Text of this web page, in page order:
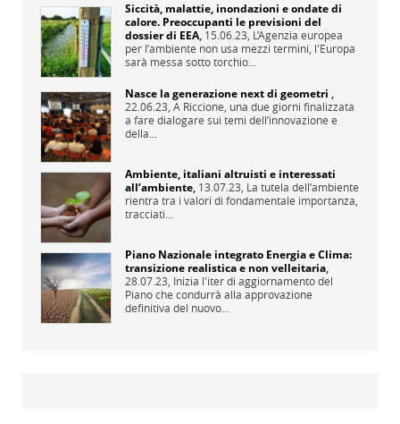
Siccità, malattie, inondazioni e ondate di
calore. Preoccupanti le previsioni del
dossier di EEA, 15.06.23, L’Agenzia europea
per l’ambiente non usa mezzi termini, l'Europa
sarà messa sotto torchio...
Nasce la generazione next di geometri ,
22.06.23, A Riccione, una due giorni finalizzata
a fare dialogare sui temi dell’innovazione e
della...
Ambiente, italiani altruisti e interessati
all’ambiente, 13.07.23, La tutela dell’ambiente
rientra tra i valori di fondamentale importanza,
tracciati...
Piano Nazionale integrato Energia e Clima:
transizione realistica e non velleitaria,
28.07.23, Inizia l'iter di aggiornamento del
Piano che condurrà alla approvazione
definitiva del nuovo...